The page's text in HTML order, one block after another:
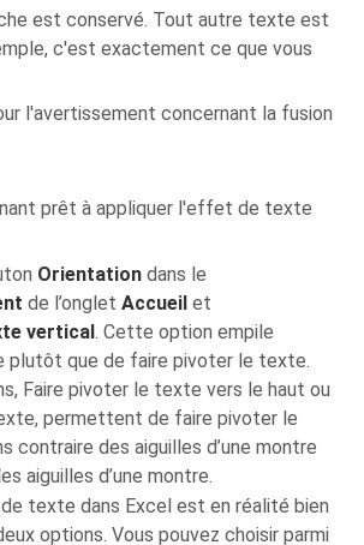
est conservé. Tout autre texte est
c'est exactement ce que vous
l'avertissement concernant la fusion
prêt à appliquer l'effet de texte
Orientation dans le
de l’ongletAccueil et
vertical. Cette option empile
plutôt que de faire pivoter le texte.
Faire pivoter le texte vers le haut ou
permettent de faire pivoter le
contraire des aiguilles d’une montre
aiguilles d’une montre.
texte dans Excel est en réalité bien
options. Vous pouvez choisir parmi